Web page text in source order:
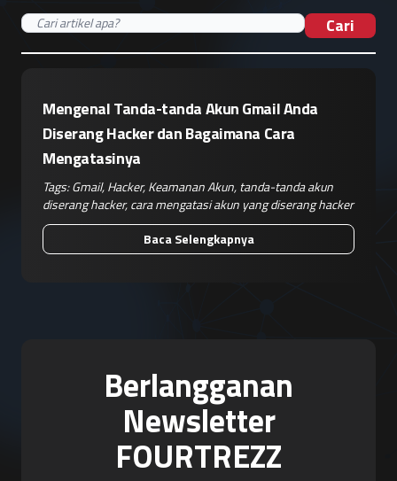
Cari
Mengenal Tanda-tanda Akun Gmail Anda
Diserang Hacker dan Bagaimana Cara
Mengatasinya
Tags:Gmail,Hacker,Keamanan Akun,tanda-tanda akun
diserang hacker,cara mengatasi akun yang diserang hacker
Baca Selengkapnya
Berlangganan
Newsletter
FOURTREZZ